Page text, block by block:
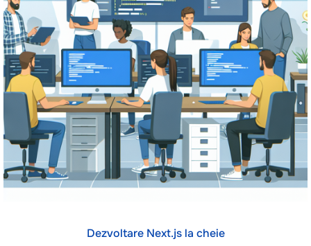
Dezvoltare Next.js la cheie